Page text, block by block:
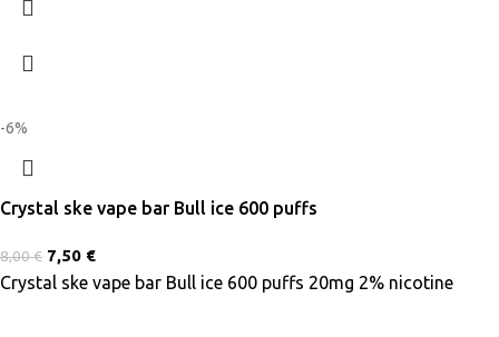
-6%
Crystal ske vape bar Bull ice 600 puffs
8,00€ 7,50 €
Crystal ske vape bar Bull ice 600 puffs 20mg 2% nicotine